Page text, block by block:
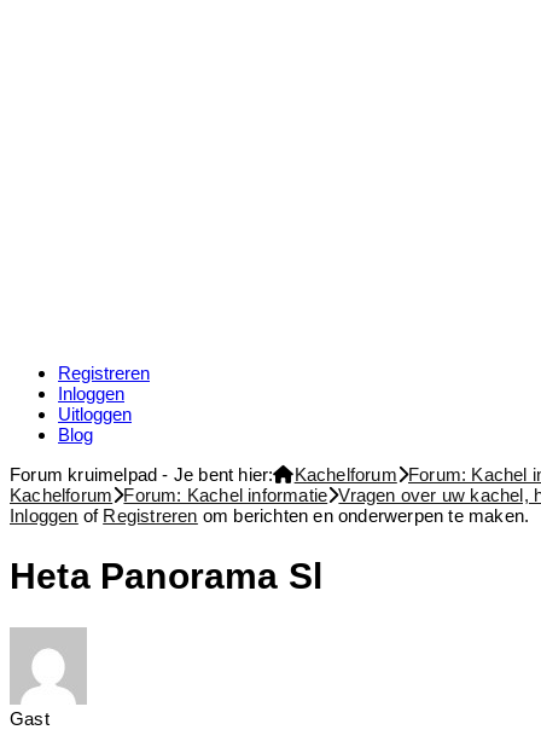
Registreren
Inloggen
Uitloggen
Blog
Forum kruimelpad - Je bent hier:
Kachelforum Forum: Kachel
Kachelforum
Forum: Kachel informatie Vragen over uw kachel,
Inloggen of Registreren om berichten en onderwerpen te maken.
Heta Panorama Sl
Gast